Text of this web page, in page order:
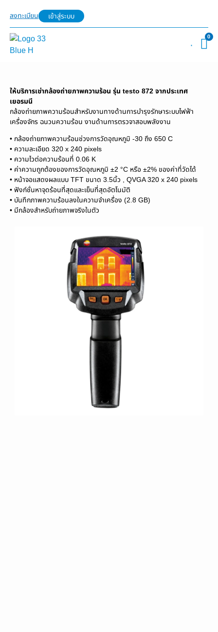
ลงทะเบียน เข้าสู่ระบบ
0
ให้บริการเช่ากล้องถ่ายภาพความร้อน รุ่น testo 872 จากประเทศ
เยอรมนี
กล้องถ่ายภาพความร้อนสำหรับงานทางด้านการบำรุงรักษาระบบไฟฟ้า
เครื่องจักร ฉนวนความร้อน งานด้านการตรวจาสอบพลังงาน
• กล้องถ่ายภาพความร้อนช่วงการวัดอุณหภูมิ -30 ถึง 650 C
• ความละเอียด 320 x 240 pixels
• ความไวต่อความร้อนที่ 0.06 K
• ค่าความถูกต้องของการวัดอุณหภูมิ ±2 °C หรือ ±2% ของค่าที่วัดได้
• หน้าจอแสดงผลแบบ TFT ขนาด 3.5นิ้ว , QVGA 320 x 240 pixels
• ฟังก์ชั่นหาจุดร้อนที่สุดและเย็นที่สุดอัตโนมัติ
• บันทึกภาพความร้อนลงในความจำเครื่อง (2.8 GB)
• มีกล้องสำหรับถ่ายภาพจริงในตัว